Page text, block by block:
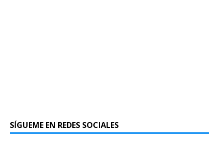
SÍGUEME EN REDES SOCIALES